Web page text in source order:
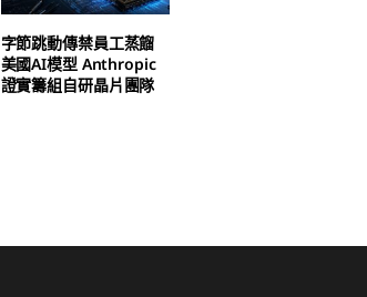
字節跳動傳禁員工蒸餾
美國AI模型 Anthropic
證實籌組自研晶片團隊